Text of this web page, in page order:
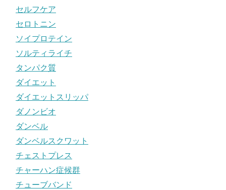
セルフケア
セロトニン
ソイプロテイン
ソルティライチ
タンパク質
ダイエット
ダイエットスリッパ
ダノンビオ
ダンベル
ダンベルスクワット
チェストプレス
チャーハン症候群
チューブバンド